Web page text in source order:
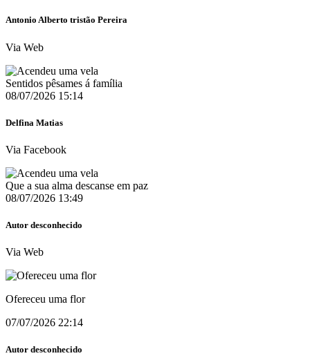
Antonio Alberto tristão Pereira
Via Web
Sentidos pêsames á família
08/07/2026 15:14
Delfina Matias
Via Facebook
Que a sua alma descanse em paz
08/07/2026 13:49
Autor desconhecido
Via Web
Ofereceu uma flor
07/07/2026 22:14
Autor desconhecido